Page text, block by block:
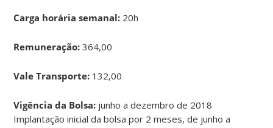
Carga horária semanal: 20h
Remuneração: 364,00
Vale Transporte: 132,00
Vigência da Bolsa: junho a dezembro de 2018
Implantação inicial da bolsa por 2 meses, de junho a